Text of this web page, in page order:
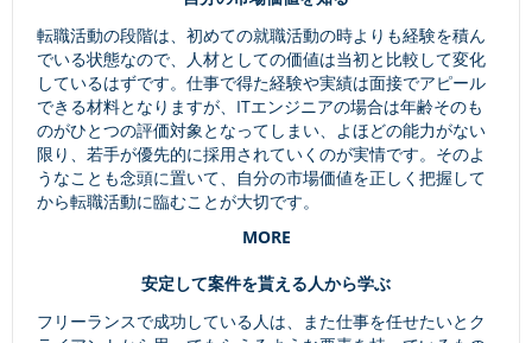
転職活動の段階は、初めての就職活動の時よりも経験を積ん
でいる状態なので、人材としての価値は当初と比較して変化
しているはずです。仕事で得た経験や実績は面接でアピール
できる材料となりますが、ITエンジニアの場合は年齢そのも
のがひとつの評価対象となってしまい、よほどの能力がない
限り、若手が優先的に採用されていくのが実情です。そのよ
うなことも念頭に置いて、自分の市場価値を正しく把握して
から転職活動に臨むことが大切です。
MORE
安定して案件を貰える人から学ぶ
フリーランスで成功している人は、また仕事を任せたいとク